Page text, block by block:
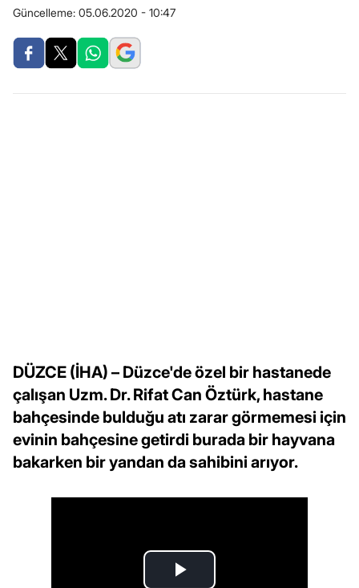
Güncelleme: 05.06.2020 - 10:47
DÜZCE (İHA) – Düzce'de özel bir hastanede
çalışan Uzm. Dr. Rifat Can Öztürk, hastane
bahçesinde bulduğu atı zarar görmemesi için
evinin bahçesine getirdi burada bir hayvana
bakarken bir yandan da sahibini arıyor.